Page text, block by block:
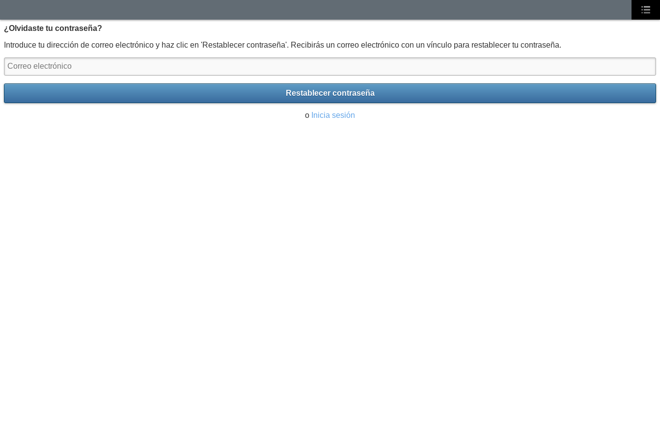
¿Olvidaste tu contraseña?
Introduce tu dirección de correo electrónico y haz clic en 'Restablecer contraseña'. Recibirás un correo electrónico con un vínculo para restablecer tu contraseña.
Restablecer contraseña
o Inicia sesión